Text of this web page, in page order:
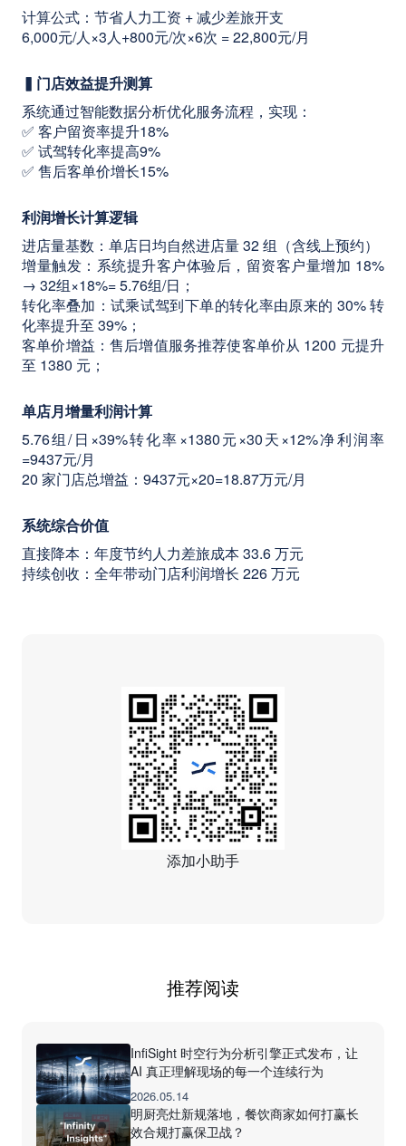
计算公式：节省人力工资 + 减少差旅开支
6,000元/人×3人+800元/次×6次 = 22,800元/月
▍门店效益提升测算
系统通过智能数据分析优化服务流程，实现：
✅ 客户留资率提升18%
✅ 试驾转化率提高9%
✅ 售后客单价增长15%
利润增长计算逻辑
进店量基数：单店日均自然进店量 32 组（含线上预约）
增量触发：系统提升客户体验后，留资客户量增加 18%
→ 32组×18%= 5.76组/日；
转化率叠加：试乘试驾到下单的转化率由原来的 30% 转
化率提升至 39%；
客单价增益：售后增值服务推荐使客单价从 1200 元提升
至 1380 元；
单店月增量利润计算
5.76组/日×39%转化率×1380元×30天×12%净利润率
=9437元/月
20 家门店总增益：9437元×20=18.87万元/月
系统综合价值
直接降本：年度节约人力差旅成本 33.6 万元
持续创收：全年带动门店利润增长 226 万元
添加小助手
推荐阅读
InfiSight 时空行为分析引擎正式发布，让
AI 真正理解现场的每一个连续行为
2026.05.14
明厨亮灶新规落地，餐饮商家如何打赢长
效合规打赢保卫战？